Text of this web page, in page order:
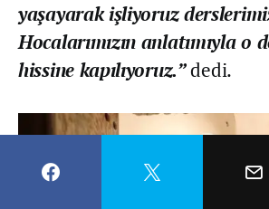
yaşayarak işliyoruz
Hocalarımızın anlatımıyla o
hissine kapılıyoruz.”dedi.